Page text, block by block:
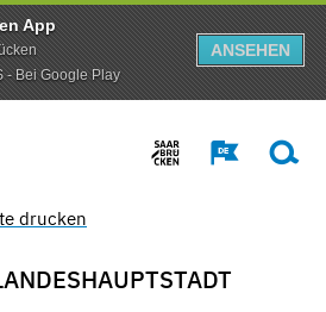
App
- Bei Google Play
ANSEHEN
drucken